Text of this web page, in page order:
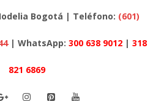
Bogotá | Teléfono: (601)
| WhatsApp: 300 638 9012 | 318
821 6869